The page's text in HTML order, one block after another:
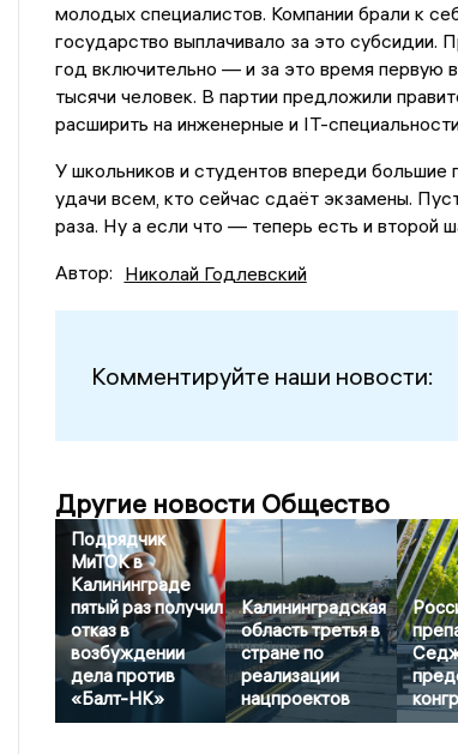
молодых специалистов. Компании брали к
государство выплачивало за это субсидии.
год включительно — и за это время первую
тысячи человек. В партии предложили
расширить на инженерные и IT-
У школьников и студентов впереди
удачи всем, кто сейчас сдаёт экзамены.
раза. Ну а если что — теперь есть и второй
Автор: Николай Годлевский
Комментируйте наши новости:
Другие новости Общество
Подрядчик
МиТОК в
Калининграде
пятый раз получил
отказ в
возбуждении
дела против
«Балт-НК»
Калининградская
область третья в
стране по
реализации
нацпроектов